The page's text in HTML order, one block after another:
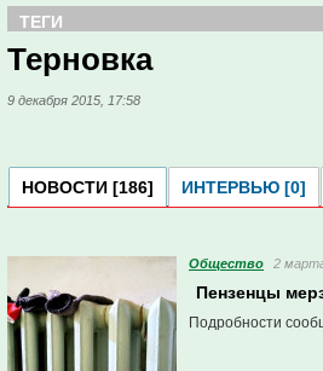
ТЕГИ
Терновка
9 декабря 2015, 17:58
НОВОСТИ [186] ИНТЕРВЬЮ [0]
Общество 2
Пензенцы
Подробности